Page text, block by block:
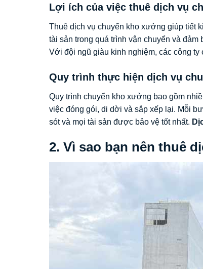
Lợi ích của việc thuê dịch vụ
Thuê dịch vụ chuyển kho xưởng giúp tiết
tài sản trong quá trình vận chuyển và
Với đội ngũ giàu kinh nghiệm, các công ty
Quy trình thực hiện dịch vụ
Quy trình chuyển kho xưởng bao gồm
việc đóng gói, di dời và sắp xếp lại. Mỗi
sót và mọi tài sản được bảo vệ tốt nhất.
2. Vì sao bạn nên thuê